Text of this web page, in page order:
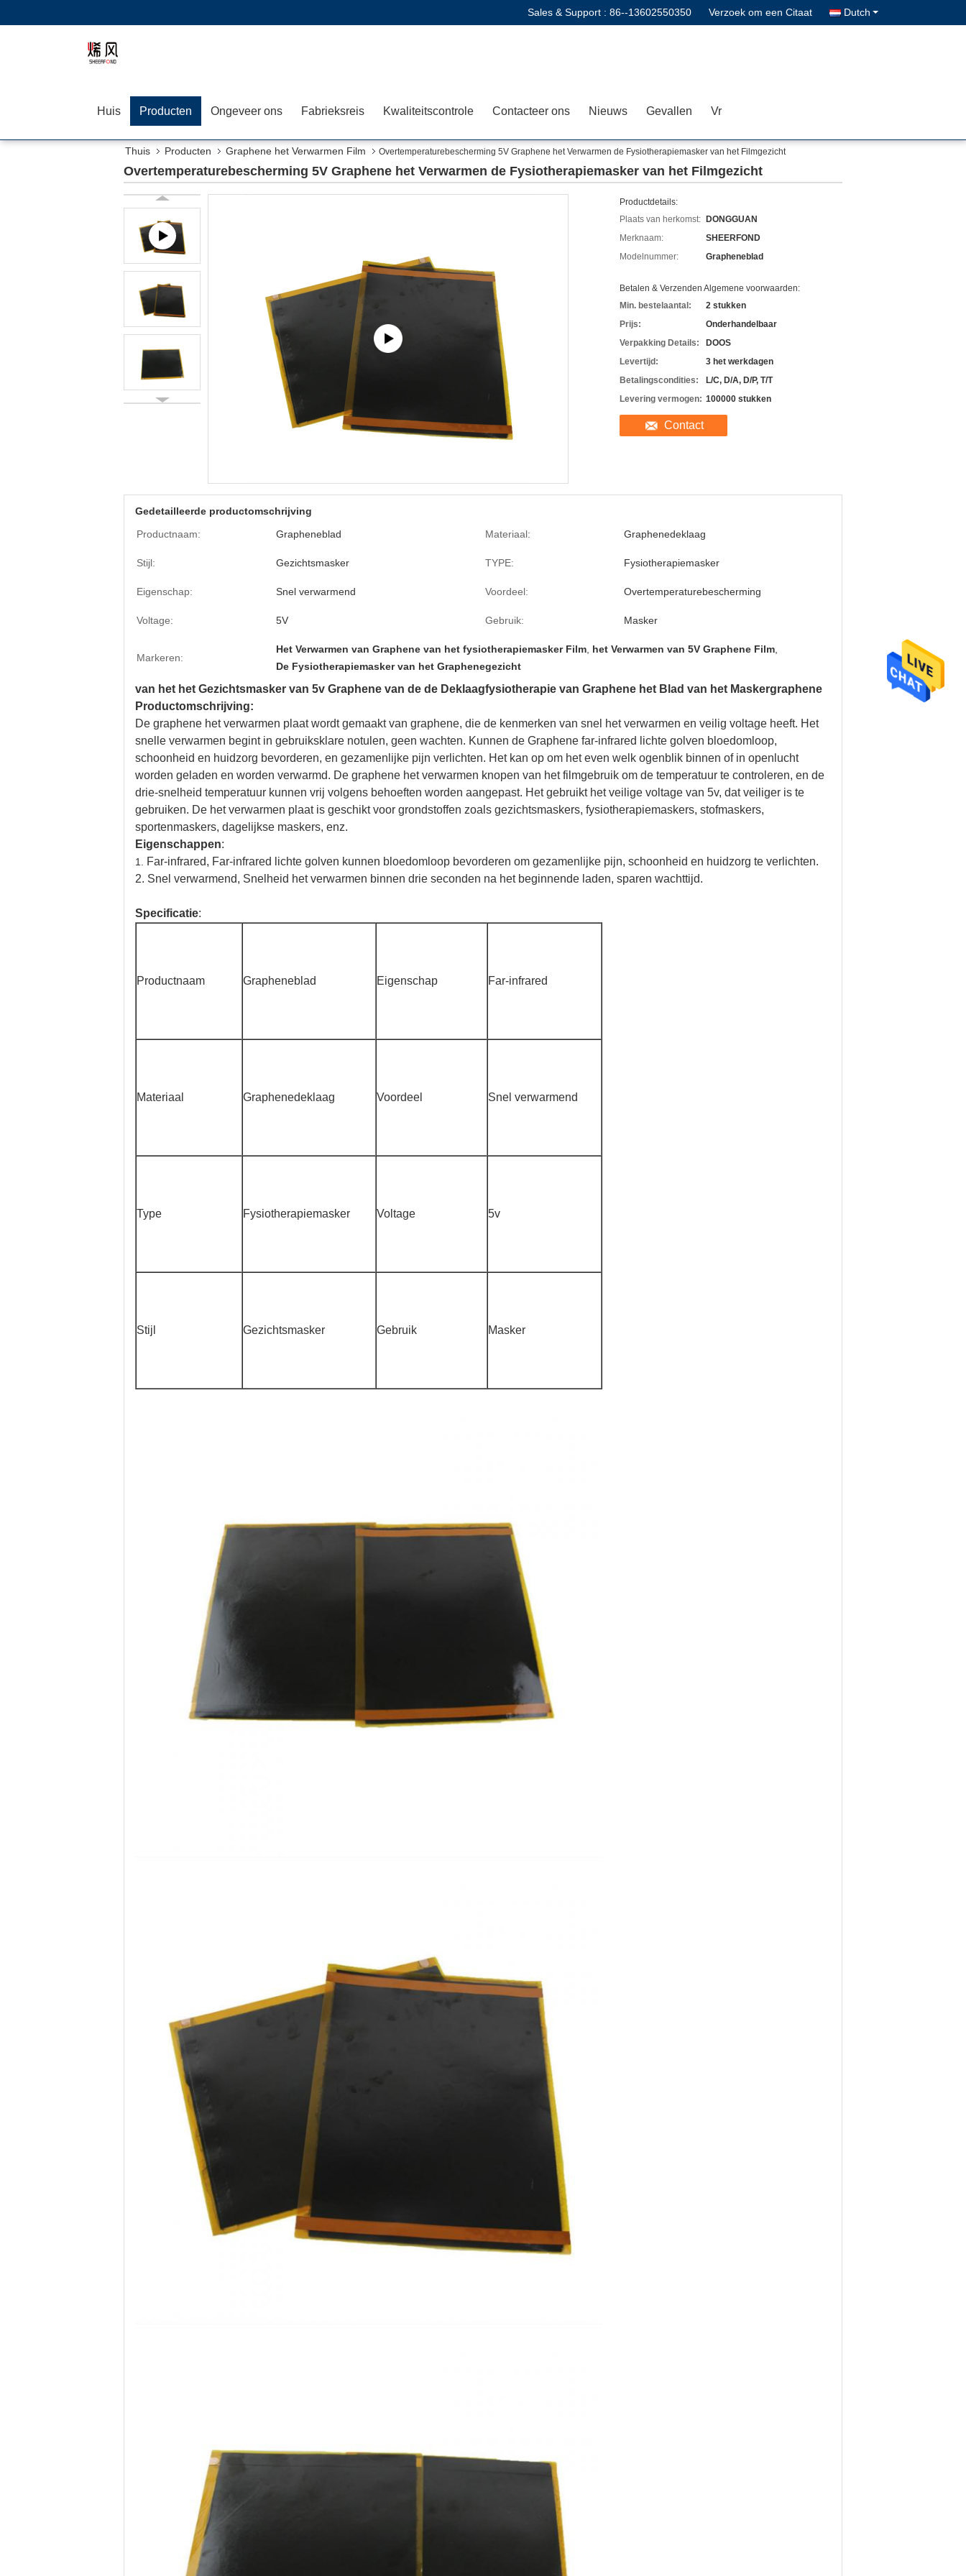
Sales & Support : 86--13602550350 Verzoek om een Citaat Dutch
Huis Producten Ongeveer ons Fabrieksreis Kwaliteitscontrole Contacteer ons Nieuws Gevallen Vr
Thuis Producten Graphene het Verwarmen Film Overtemperaturebescherming 5V Graphene het Verwarmen de Fysiotherapiemasker van het Filmgezicht
Overtemperaturebescherming 5V Graphene het Verwarmen de Fysiotherapiemasker van het Filmgezicht
Productdetails:
Plaats van herkomst:
DONGGUAN
Merknaam:
SHEERFOND
Modelnummer:
Grapheneblad
Betalen & Verzenden Algemene voorwaarden:
Min. bestelaantal:
2 stukken
Prijs:
Onderhandelbaar
Verpakking Details:
DOOS
Levertijd:
3 het werkdagen
Betalingscondities:
L/C, D/A, D/P, T/T
Levering vermogen: 100000 stukken
Contact
Gedetailleerde productomschrijving
Productnaam:
Grapheneblad Materiaal: Graphenedeklaag
Stijl: Gezichtsmasker TYPE: Fysiotherapiemasker
Eigenschap: Snel verwarmend Voordeel: Overtemperaturebescherming
Voltage: 5V Gebruik: Masker
Markeren:
Het Verwarmen van Graphene van het fysiotherapiemasker Film het Verwarmen van 5V Graphene Film
De Fysiotherapiemasker van het Graphenegezicht
van het het Gezichtsmasker van 5v Graphene van de de Deklaagfysiotherapie van Graphene het Blad van het Maskergraphene
Productomschrijving:
De graphene het verwarmen plaat wordt gemaakt van graphene, die de kenmerken van snel het verwarmen en veilig voltage heeft. Het
snelle verwarmen begint in gebruiksklare notulen, geen wachten. Kunnen de Graphene far-infrared lichte golven bloedomloop,
schoonheid en huidzorg bevorderen, en gezamenlijke pijn verlichten. Het kan op om het even welk ogenblik binnen of in openlucht
worden geladen en worden verwarmd. De graphene het verwarmen knopen van het filmgebruik om de temperatuur te controleren, en de
drie-snelheid temperatuur kunnen vrij volgens behoeften worden aangepast. Het gebruikt het veilige voltage van 5v, dat veiliger is te
gebruiken. De het verwarmen plaat is geschikt voor grondstoffen zoals gezichtsmaskers, fysiotherapiemaskers, stofmaskers,
sportenmaskers, dagelijkse maskers, enz.
Eigenschappen:
1.
Far-infrared, Far-infrared lichte golven kunnen bloedomloop bevorderen om gezamenlijke pijn, schoonheid en huidzorg te verlichten.
2. Snel verwarmend, Snelheid het verwarmen binnen drie seconden na het beginnende laden, sparen wachttijd.
Specificatie:
Productnaam Grapheneblad Eigenschap Far-infrared
Materiaal Graphenedeklaag Voordeel Snel verwarmend
Type Fysiotherapiemasker Voltage 5v
Stijl Gezichtsmasker Gebruik Masker